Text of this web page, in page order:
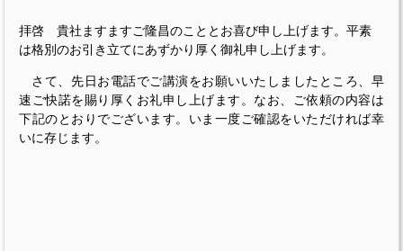
拝啓 貴社ますますご隆昌のこととお喜び申し上げます。平素
は格別のお引き立てにあずかり厚く御礼申し上げます。
さて、 先日お電話でご講演をお願いいたしましたところ、早
速ご快諾を賜り厚くお礼申し上げます。なお、ご依頼の内容は
下記のとおりでございます。いま一度ご確認をいただければ幸
いに存じます。